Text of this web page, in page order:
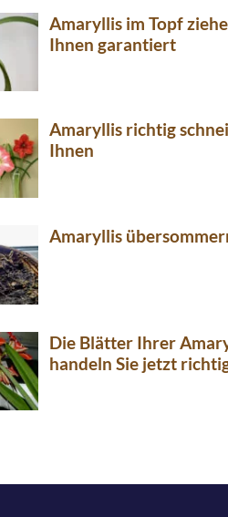
Amaryllis im Topf
Ihnen garantiert
Amaryllis richtig
Ihnen
Amaryllis
Die Blätter Ihrer
handeln Sie jetzt